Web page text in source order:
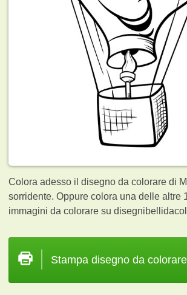
Colora adesso il disegno da colorare di
sorridente. Oppure colora una delle altre
immagini da colorare su
Stampa disegno da colorare